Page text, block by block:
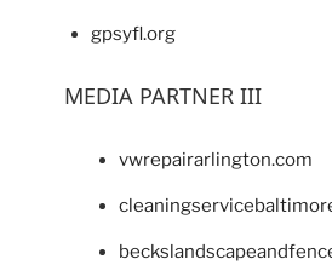
gpsyfl.org
MEDIA PARTNER III
vwrepairarlington.com